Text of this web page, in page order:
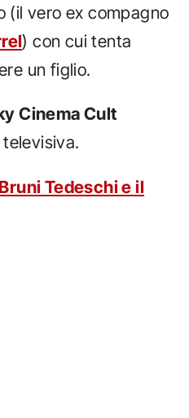
(il vero ex compagno
) con cui tenta
un figlio.
Cinema Cult
Tedeschi e il